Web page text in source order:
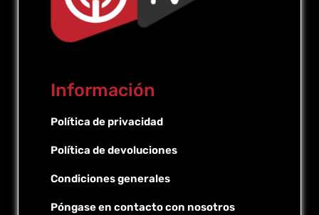
Información
Política de privacidad
Política de devoluciones
Condiciones generales
Póngase en contacto con nosotros